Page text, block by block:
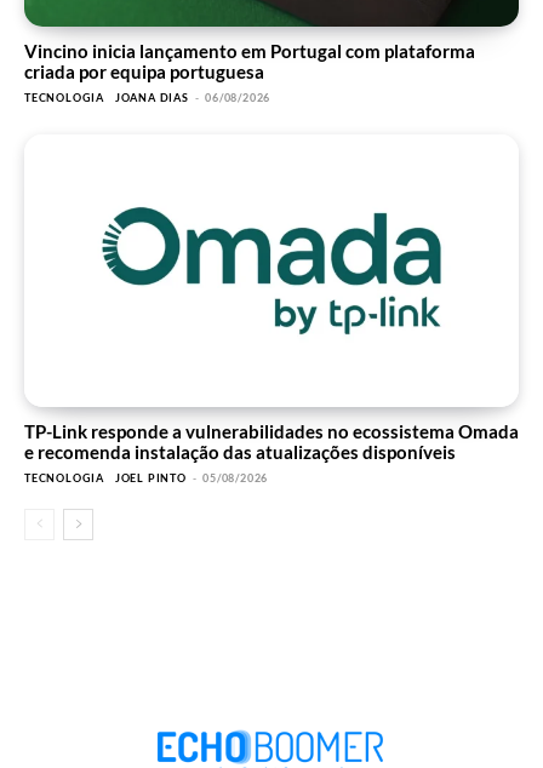
Vincino inicia lançamento em Portugal com plataforma
criada por equipa portuguesa
TECNOLOGIA JOANA DIAS - 06/08/2026
TP-Link responde a vulnerabilidades no ecossistema Omada
e recomenda instalação das atualizações disponíveis
TECNOLOGIA JOEL PINTO - 05/08/2026